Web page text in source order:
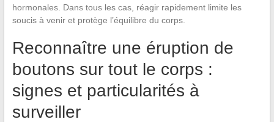
hormonales. Dans tous les cas, réagir rapidement limite les
soucis à venir et protège l’équilibre du corps.
Reconnaître une éruption de
boutons sur tout le corps :
signes et particularités à
surveiller